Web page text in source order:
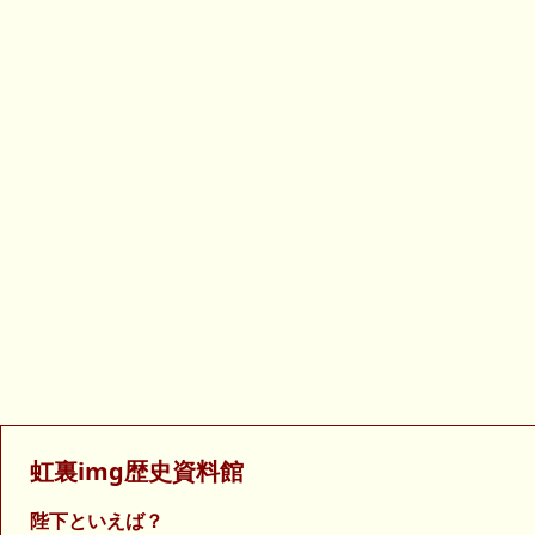
虹裏img歴史資料館
陛下といえば？